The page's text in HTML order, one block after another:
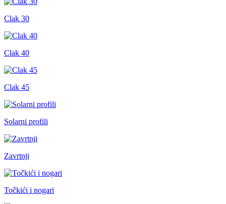
Clak 30
Clak 40
Clak 45
Solarni profili
Zavrtnji
Točkići i nogari